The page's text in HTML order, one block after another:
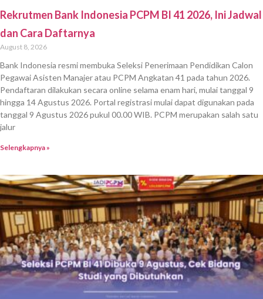
Rekrutmen Bank Indonesia PCPM BI 41 2026, Ini Jadwal
dan Cara Daftarnya
August 8, 2026
Bank Indonesia resmi membuka Seleksi Penerimaan Pendidikan Calon
Pegawai Asisten Manajer atau PCPM Angkatan 41 pada tahun 2026.
Pendaftaran dilakukan secara online selama enam hari, mulai tanggal 9
hingga 14 Agustus 2026. Portal registrasi mulai dapat digunakan pada
tanggal 9 Agustus 2026 pukul 00.00 WIB. PCPM merupakan salah satu
jalur
Selengkapnya »